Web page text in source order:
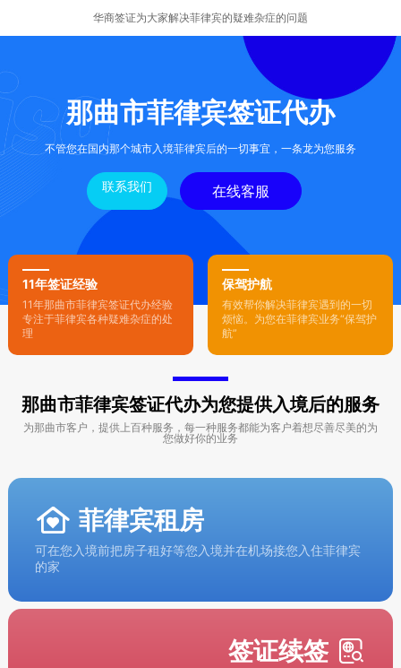
华商签证为大家解决菲律宾的疑难杂症的问题
那曲市菲律宾签证代办
不管您在国内那个城市入境菲律宾后的一切事宜，一条龙为您服务
联系我们 在线客服
11年签证经验
11年那曲市菲律宾签证代办经验
专注于菲律宾各种疑难杂症的处
理
保驾护航
有效帮你解决菲律宾遇到的一切
烦恼。为您在菲律宾业务“保驾护
航”
那曲市菲律宾签证代办为您提供入境后的服务
为那曲市客户，提供上百种服务，每一种服务都能为客户着想尽善尽美的为
您做好你的业务
菲律宾租房
可在您入境前把房子租好等您入境并在机场接您入住菲律宾
的家
签证续签